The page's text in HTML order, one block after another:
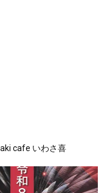
cafe いわさ喜